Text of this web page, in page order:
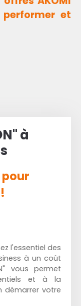
et
à
l'essentiel des
à un coût
vous permet
et à la
démarrer votre